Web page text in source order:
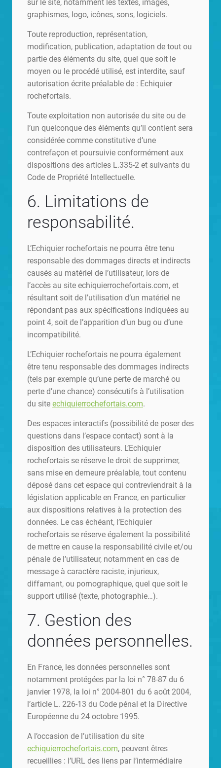
sur le site, notamment les textes, images,
graphismes, logo, icônes, sons, logiciels.
Toute reproduction, représentation,
modification, publication, adaptation de tout ou
partie des éléments du site, quel que soit le
moyen ou le procédé utilisé, est interdite, sauf
autorisation écrite préalable de : Echiquier
rochefortais.
Toute exploitation non autorisée du site ou de
l’un quelconque des éléments qu’il contient sera
considérée comme constitutive d’une
contrefaçon et poursuivie conformément aux
dispositions des articles L.335-2 et suivants du
Code de Propriété Intellectuelle.
6. Limitations de
responsabilité.
L’Echiquier rochefortais ne pourra être tenu
responsable des dommages directs et indirects
causés au matériel de l’utilisateur, lors de
l’accès au site echiquierrochefortais.com, et
résultant soit de l’utilisation d’un matériel ne
répondant pas aux spécifications indiquées au
point 4, soit de l’apparition d’un bug ou d’une
incompatibilité.
L’Echiquier rochefortais ne pourra également
être tenu responsable des dommages indirects
(tels par exemple qu’une perte de marché ou
perte d’une chance) consécutifs à l’utilisation
du site echiquierrochefortais.com.
Des espaces interactifs (possibilité de poser des
questions dans l’espace contact) sont à la
disposition des utilisateurs. L’Echiquier
rochefortais se réserve le droit de supprimer,
sans mise en demeure préalable, tout contenu
déposé dans cet espace qui contreviendrait à la
législation applicable en France, en particulier
aux dispositions relatives à la protection des
données. Le cas échéant, l’Echiquier
rochefortais se réserve également la possibilité
de mettre en cause la responsabilité civile et/ou
pénale de l’utilisateur, notamment en cas de
message à caractère raciste, injurieux,
diffamant, ou pornographique, quel que soit le
support utilisé (texte, photographie…).
7. Gestion des
données personnelles.
En France, les données personnelles sont
notamment protégées par la loi n° 78-87 du 6
janvier 1978, la loi n° 2004-801 du 6 août 2004,
l’article L. 226-13 du Code pénal et la Directive
Européenne du 24 octobre 1995.
A l’occasion de l’utilisation du site
echiquierrochefortais.com, peuvent êtres
recueillies : l’URL des liens par l’intermédiaire